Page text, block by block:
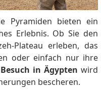
Pyramiden bieten ein
Erlebnis. Ob Sie den
Plateau erleben, das
oder einfach nur ihre
Besuch in Ägypten wird
bescheren.